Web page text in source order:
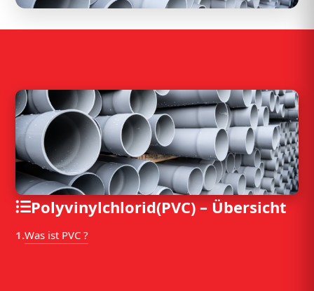
Polyvinylchlorid(PVC) – Übersicht
1.Was ist PVC ?
Betonstein
Betonwerkstein
Bims
Biorock
Bitumen
Blaehschiefer